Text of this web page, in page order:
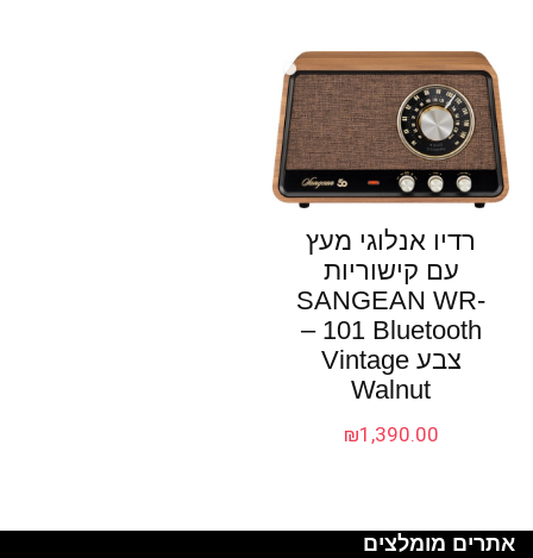
רדיו אנלוגי מעץ
עם קישוריות
SANGEAN WR-
101 Bluetooth –
צבע Vintage
Walnut
₪1,390.00
אתרים מומלצים